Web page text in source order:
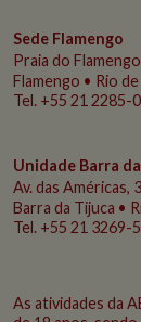
Sede Flamengo
Praia do Flamengo
Flamengo • Rio
Tel. +55 21 2285-
Unidade Barra
Av. das Américas,
Barra da Tijuca •
Tel. +55 21 3269-
As atividades da